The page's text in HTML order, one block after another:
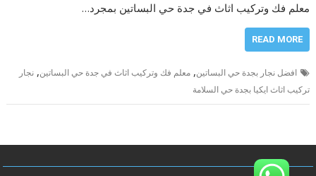
معلم فك وتركيب اثاث في جدة حي البساتين بمجرد…
READ MORE
افضل نجار بجدة حي البساتين,معلم فك وتركيب اثاث في جدة حي البساتين,نجار
تركيب اثاث ايكيا بجدة حي السلامة